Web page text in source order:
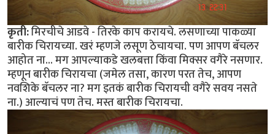
कृती:मिरचीचे आडवे - तिरके काप करायचे. लसणाच्या पाकळ्या
बारीक चिरायच्या. खरं म्हणजे लसूण ठेचायचा. पण आपण बॅचलर
आहोत ना... मग आपल्याकडे खलबत्ता किंवा मिक्सर वगैरे नसणार.
म्हणून बारीक चिरायचा (जमेल तसा, कारण परत तेच, आपण
नवशिके बॅचलर ना? मग इतकं बारीक चिरायची वगैरे सवय नसते
ना.) आल्याचं पण तेच. मस्त बारीक चिरायचा.